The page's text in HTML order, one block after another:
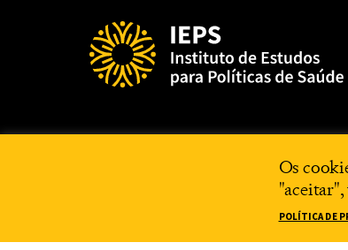
POLÍTICA DE PRIVACIDADE
Os
POLÍTICA DE